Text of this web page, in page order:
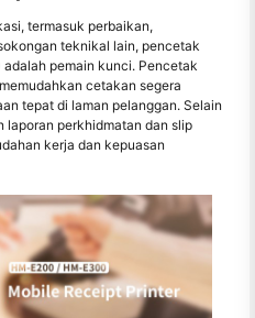
termasuk perbaikan,
teknikal lain, pencetak
pemain kunci. Pencetak
cetakan segera
tepat di laman pelanggan. Selain
laporan perkhidmatan dan slip
kerja dan kepuasan